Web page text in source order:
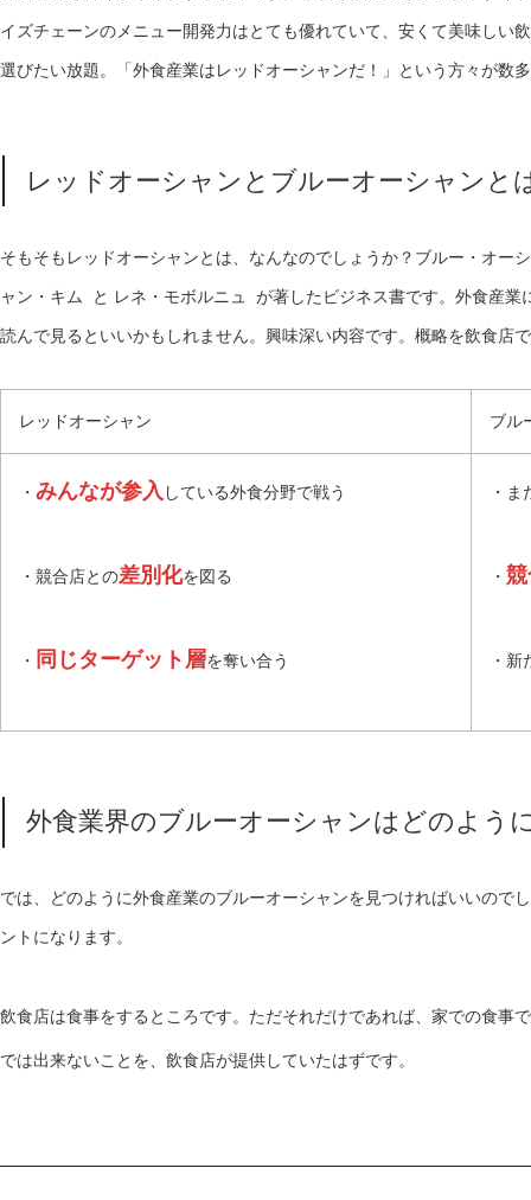
イズチェーンのメニュー開発力はとても優れていて、安くて美味しい
選びたい放題。「外食産業はレッドオーシャンだ！」という方々が数
レッドオーシャンとブルーオーシャンと
そもそもレッドオーシャンとは、なんなのでしょうか？ブルー・オー
ャン・キム と レネ・モボルニュ が著したビジネス書です。外食産業
読んで見るといいかもしれません。興味深い内容です。概略を飲食店
レッドオーシャン ブル
・ みんなが参入 している外食分野で戦う
・競合店との差別化を図る
・ 同じターゲット層を奪い合う
・ま
・
・
外食業界のブルーオーシャンはどのよう
では、どのように外食産業のブルーオーシャンを見つければいいので
ントになります。
飲食店は食事をするところです。ただそれだけであれば、家での食事
では出来ないことを、飲食店が提供していたはずです。